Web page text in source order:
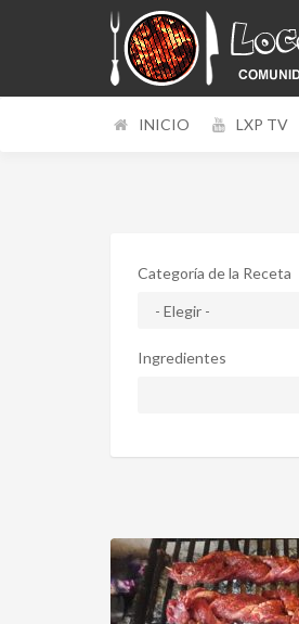
INICIO LXP TV
Categoría de la Receta
Ingredientes